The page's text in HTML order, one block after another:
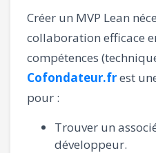
Créer un MVP Lean
collaboration efficace
compétences
Cofondateur.frest
pour :
Trouver un
développeur.